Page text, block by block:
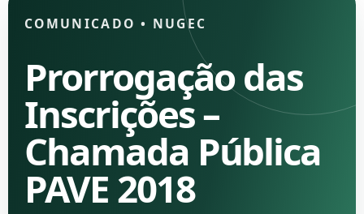
COMUNICADO • NUGEC
Prorrogação das
Inscrições –
Chamada Pública
PAVE 2018